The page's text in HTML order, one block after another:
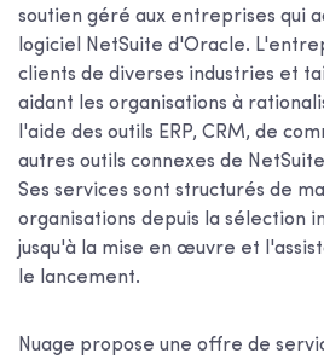
soutien géré aux entreprises qui
logiciel NetSuite d'Oracle.
clients de diverses industries et
aidant les organisations à
l'aide des outils ERP, CRM, de
autres outils connexes de
Ses services sont structurés de
organisations depuis la sélection
jusqu'à la mise en œuvre et
le lancement.
Nuage propose une offre de